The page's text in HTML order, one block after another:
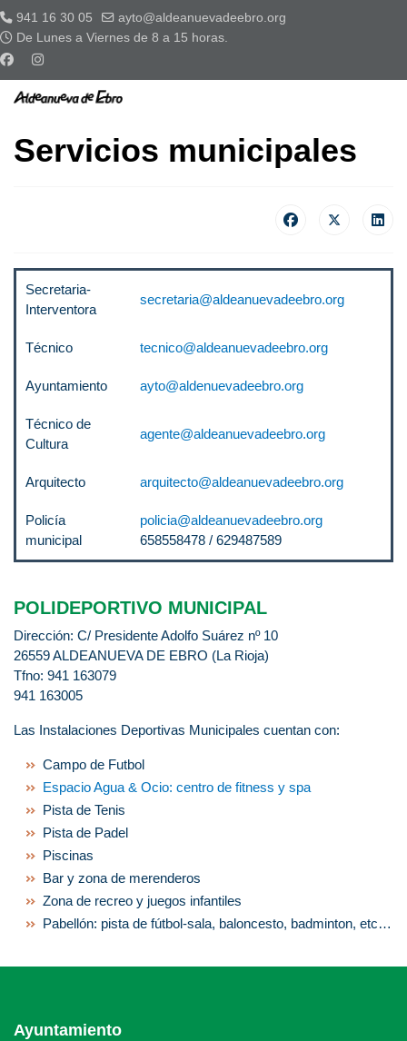
941 16 30 05
ayto@aldeanuevadeebro.org
De Lunes a Viernes de 8 a 15 horas.
Servicios municipales
Secretaria-
Interventora
secretaria@aldeanuevadeebro.org
Técnico tecnico@aldeanuevadeebro.org
Ayuntamiento ayto@aldenuevadeebro.org
Técnico de
Cultura
agente@aldeanuevadeebro.org
Arquitecto arquitecto@aldeanuevadeebro.org
Policía
municipal
policia@aldeanuevadeebro.org
658558478 / 629487589
POLIDEPORTIVO MUNICIPAL
Dirección: C/ Presidente Adolfo Suárez nº 10
26559 ALDEANUEVA DE EBRO (La Rioja)
Tfno: 941 163079
941 163005
Las Instalaciones Deportivas Municipales cuentan con:
Campo de Futbol
Espacio Agua & Ocio: centro de fitness y spa
Pista de Tenis
Pista de Padel
Piscinas
Bar y zona de merenderos
Zona de recreo y juegos infantiles
Pabellón: pista de fútbol-sala, baloncesto, badminton, etc…
Ayuntamiento